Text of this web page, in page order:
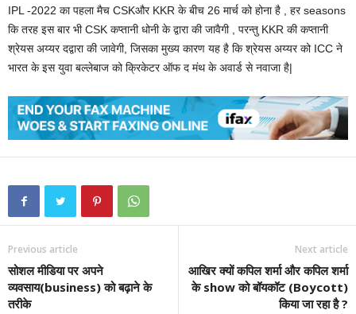
IPL -2022 का पहला मैच CSKऔर KKR के बीच 26 मार्च को होना है , हर seasons
कि तरह इस बार भी CSK कप्तानी धोनी के द्वारा की जावैगी , परन्तु KKR की कप्तानी
श्रेयस अय्यर दद्वारा की जावेगी, जिसका मुख्य कारण यह है कि श्रेयस अय्यर को ICC ने
भारत के इस युवा बल्लेबाज को क्रिकेटर ऑफ द मंथ के अवार्ड से नवाजा है|
Previous article
सोशल मीडिया पर अपने
व्यवसाय(business) को बढ़ाने के
तरीके
Next article
आखिर क्यों कपिल शर्मा और कपिल शर्मा
के show को बॉयकॉट (Boycott)
किया जा रहा है ?